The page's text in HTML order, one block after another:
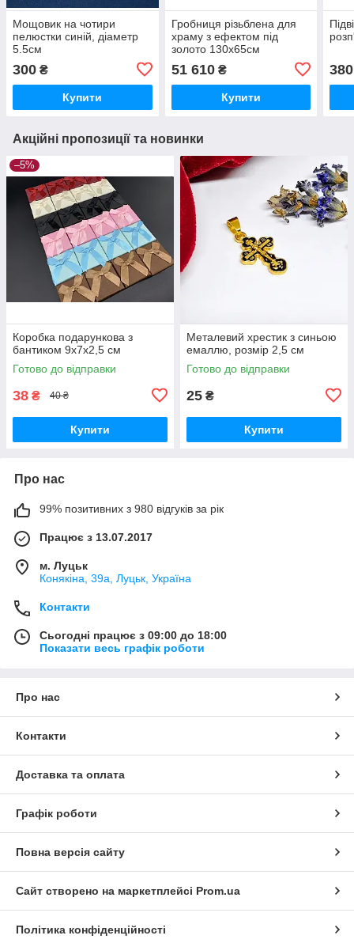
Мощовик на чотири
пелюстки синій, діаметр
5.5см
300 ₴
Купити
Гробниця різьблена для
храму з ефектом під
золото 130х65см
51 610₴
Купити
380
Акційні пропозиції та новинки
–5%
Коробка подарункова з
бантиком 9х7х2,5 см
Готово до відправки
38 ₴ 40 ₴
Купити
Металевий хрестик з синьою
емаллю, розмір 2,5 см
Готово до відправки
25 ₴
Купити
Про нас
99% позитивних з 980 відгуків за рік
Працює з 13.07.2017
м. Луцьк
Конякіна, 39а, Луцьк, Україна
Контакти
Сьогодні працює з 09:00 до 18:00
Показати весь графік роботи
Про нас
Контакти
Доставка та оплата
Графік роботи
Повна версія сайту
Сайт створено на маркетплейсі Prom.ua
Політика конфіденційності